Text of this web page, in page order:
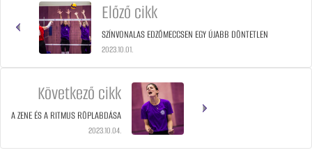
Előző cikk
2023.10.01.
SZÍNVONALAS EDZŐMECCSEN EGY ÚJABB DÖNTETLEN
Következő cikk
2023.10.04.
A ZENE ÉS A RITMUS RÖPLABDÁSA